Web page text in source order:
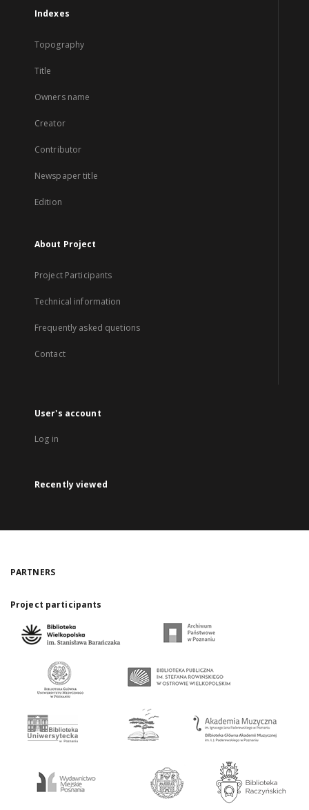
Indexes
Topography
Title
Owners name
Creator
Contributor
Newspaper title
Edition
About Project
Project Participants
Technical information
Frequently asked quetions
Contact
User's account
Log in
Recently viewed
PARTNERS
Project participants